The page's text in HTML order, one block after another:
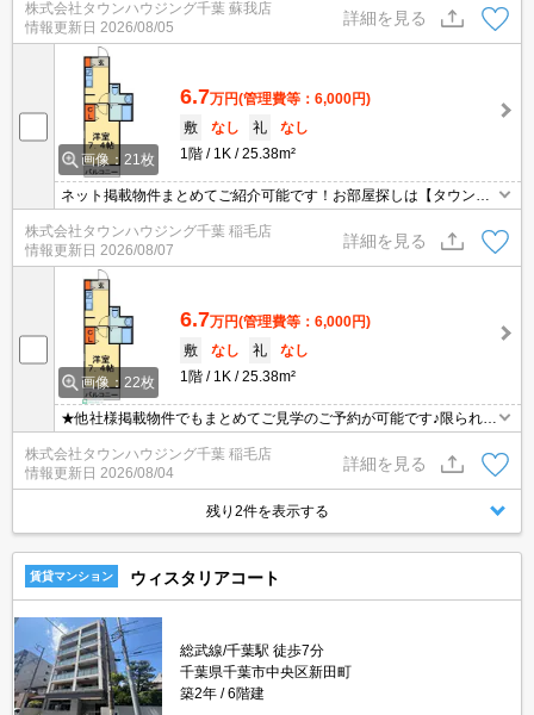
は事前にご相談ください。
株式会社タウンハウジング千葉 蘇我店
情報更新日 2026/08/05
詳細を見る
画像：21枚
6.7万円(管理費等：6,000円)
敷
なし 礼
なし
1階
1K 25.38m²
ネット掲載物件まとめてご紹介可能です！お部屋探しは【タウンハ
ウジング】にお任せください！※オンライン内見・現地待ち合わせ
は事前にご相談ください。
株式会社タウンハウジング千葉 稲毛店
情報更新日 2026/08/07
詳細を見る
画像：22枚
6.7万円(管理費等：6,000円)
敷
なし 礼
なし
1階
1K 25.38m²
★他社様掲載物件でもまとめてご見学のご予約が可能です♪限られた
お時間の中で効率よくお部屋探しができるようにお手伝いさせてい
ただきます！お気軽にお問合せ下さい♪
株式会社タウンハウジング千葉 稲毛店
情報更新日 2026/08/04
詳細を見る
残り2件を表示する
賃貸マンション ウィスタリアコート
総武線/千葉駅 徒歩7分
千葉県千葉市中央区新田町
築2年
6階建